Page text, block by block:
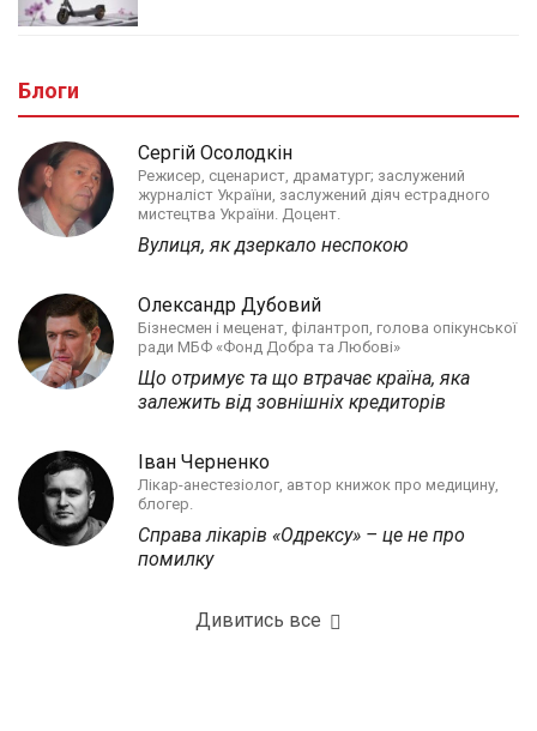
Блоги
Сергій Осолодкін
Режисер, сценарист, драматург; заслужений
журналіст України, заслужений діяч естрадного
мистецтва України. Доцент.
Вулиця, як дзеркало неспокою
Олександр Дубовий
Бізнесмен і меценат, філантроп, голова опікунської
ради МБФ «Фонд Добра та Любові»
Що отримує та що втрачає країна, яка
залежить від зовнішніх кредиторів
Іван Черненко
Лікар-анестезіолог, автор книжок про медицину,
блогер.
Справа лікарів «Одрексу» – це не про
помилку
Дивитись все